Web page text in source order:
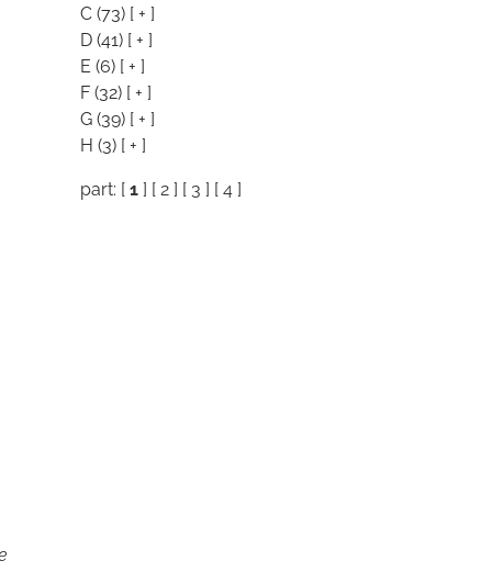
C (73) [ + ]
D (41) [ + ]
E (6) [ + ]
F (32) [ + ]
G (39) [ + ]
H (3) [ + ]
part: [ 1 ] [ 2 ] [ 3 ] [ 4 ]